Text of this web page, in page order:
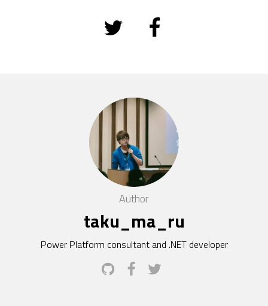
Author
taku_ma_ru
Power Platform consultant and .NET developer